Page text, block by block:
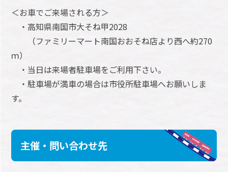
＜お車でご来場される方＞
・高知県南国市大そね甲2028
（ファミリーマート南国おおそね店より西へ約270
ｍ）
・当日は来場者駐車場をご利用下さい。
・駐車場が満車の場合は市役所駐車場へお願いしま
す。
主催・問い合わせ先